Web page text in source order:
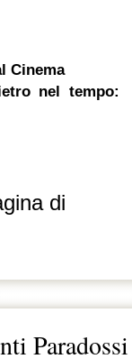
Cinema
nel tempo:
di
Paradossi